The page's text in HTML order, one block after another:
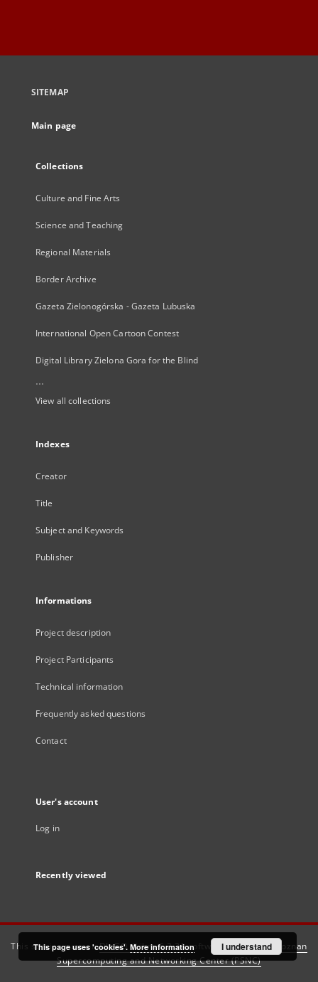
SITEMAP
Main page
Collections
Culture and Fine Arts
Science and Teaching
Regional Materials
Border Archive
Gazeta Zielonogórska - Gazeta Lubuska
International Open Cartoon Contest
Digital Library Zielona Gora for the Blind
...
View all collections
Indexes
Creator
Title
Subject and Keywords
Publisher
Informations
Project description
Project Participants
Technical information
Frequently asked questions
Contact
User's account
Log in
Recently viewed
This service runs onDInGO dLibra 6.3.21software created by
Poznan
Supercomputing and Networking Center (PSNC)
This page uses 'cookies'. More information I understand